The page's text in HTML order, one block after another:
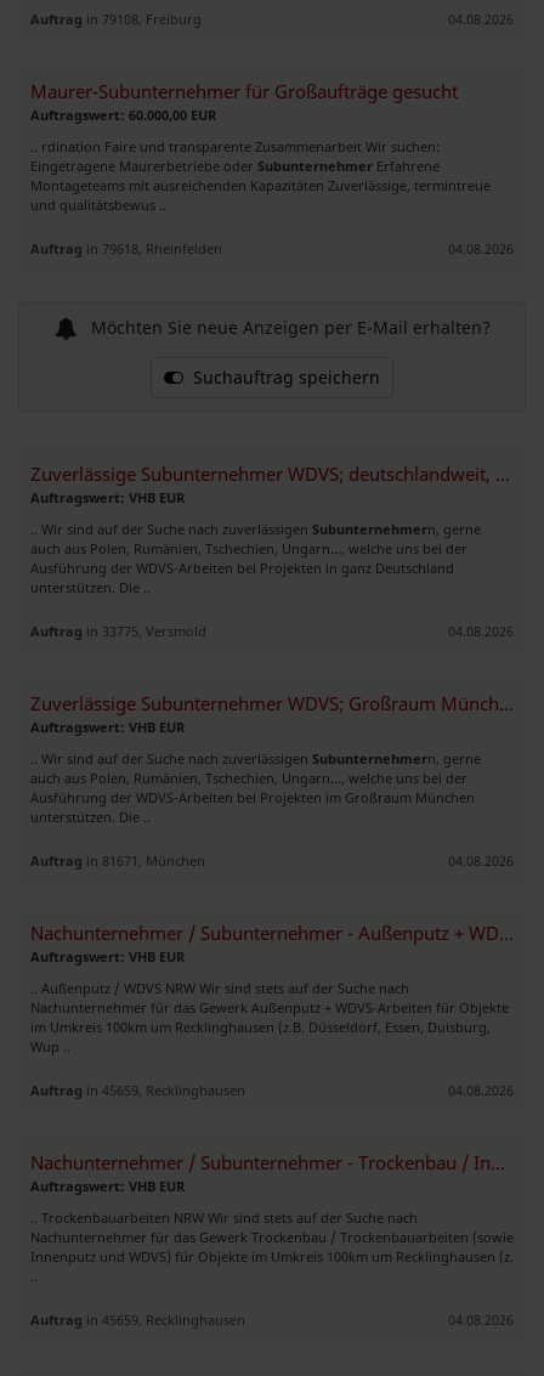
Auftrag in 79108, Freiburg 04.08.2026
Maurer-Subunternehmer für Großaufträge gesucht
Auftragswert: 60.000,00 EUR
.. rdination Faire und transparente Zusammenarbeit Wir suchen:
Eingetragene Maurerbetriebe oder Subunternehmer Erfahrene
Montageteams mit ausreichenden Kapazitäten Zuverlässige, termintreue
und qualitätsbewus ..
Auftrag in 79618, Rheinfelden 04.08.2026
Möchten Sie neue Anzeigen per E-Mail erhalten?
Suchauftrag speichern
Zuverlässige Subunternehmer WDVS; deutschlandweit, ab 1.000 m²
Auftragswert: VHB EUR
.. Wir sind auf der Suche nach zuverlässigen Subunternehmern, gerne
auch aus Polen, Rumänien, Tschechien, Ungarn..., welche uns bei der
Ausführung der WDVS-Arbeiten bei Projekten in ganz Deutschland
unterstützen. Die ..
Auftrag in 33775, Versmold 04.08.2026
Zuverlässige Subunternehmer WDVS; Großraum München, ab 1.000 m²
Auftragswert: VHB EUR
.. Wir sind auf der Suche nach zuverlässigen Subunternehmern, gerne
auch aus Polen, Rumänien, Tschechien, Ungarn..., welche uns bei der
Ausführung der WDVS-Arbeiten bei Projekten im Großraum München
unterstützen. Die ..
Auftrag in 81671, München 04.08.2026
Nachunternehmer / Subunternehmer - Außenputz + WDVS-Arbeiten
Auftragswert: VHB EUR
.. Außenputz / WDVS NRW Wir sind stets auf der Suche nach
Nachunternehmer für das Gewerk Außenputz + WDVS-Arbeiten für Objekte
im Umkreis 100km um Recklinghausen (z.B. Düsseldorf, Essen, Duisburg,
Wup ..
Auftrag in 45659, Recklinghausen 04.08.2026
Nachunternehmer / Subunternehmer - Trockenbau / Innenputz / WDVS
Auftragswert: VHB EUR
.. Trockenbauarbeiten NRW Wir sind stets auf der Suche nach
Nachunternehmer für das Gewerk Trockenbau / Trockenbauarbeiten (sowie
Innenputz und WDVS) für Objekte im Umkreis 100km um Recklinghausen (z.
Auftrag in 45659, Recklinghausen 04.08.2026